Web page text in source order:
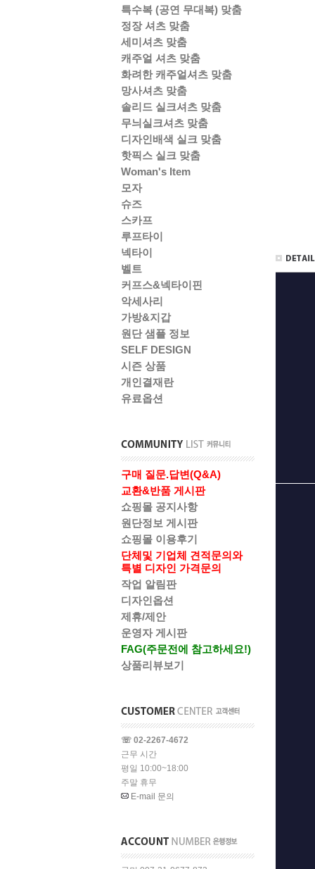
특수복 (공연 무대복) 맞춤
정장 셔츠 맞춤
세미셔츠 맞춤
캐주얼 셔츠 맞춤
화려한 캐주얼셔츠 맞춤
망사셔츠 맞춤
솔리드 실크셔츠 맞춤
무늬실크셔츠 맞춤
디자인배색 실크 맞춤
핫픽스 실크 맞춤
Woman's Item
모자
슈즈
스카프
루프타이
넥타이
벨트
커프스&넥타이핀
악세사리
가방&지갑
원단 샘플 정보
SELF DESIGN
시즌 상품
개인결재란
유료옵션
구매 질문.답변(Q&A)
교환&반품 게시판
쇼핑몰 공지사항
원단정보 게시판
쇼핑몰 이용후기
단체및 기업체 견적문의와
특별 디자인 가격문의
작업 알림판
디자인옵션
제휴/제안
운영자 게시판
FAG(주문전에 참고하세요!)
상품리뷰보기
☏ 02-2267-4672
근무 시간
평일 10:00~18:00
주말 휴무
E-mail 문의